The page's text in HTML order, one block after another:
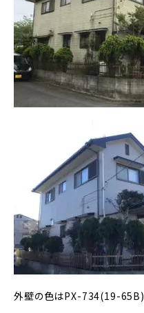
外壁の色はPX-734(19-65B)